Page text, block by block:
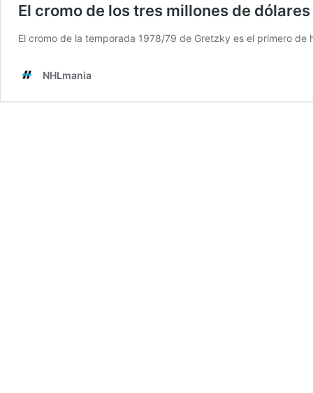
El cromo de los tres millones de dólares
El cromo de la temporada 1978/79 de Gretzky es el primero
NHLmania